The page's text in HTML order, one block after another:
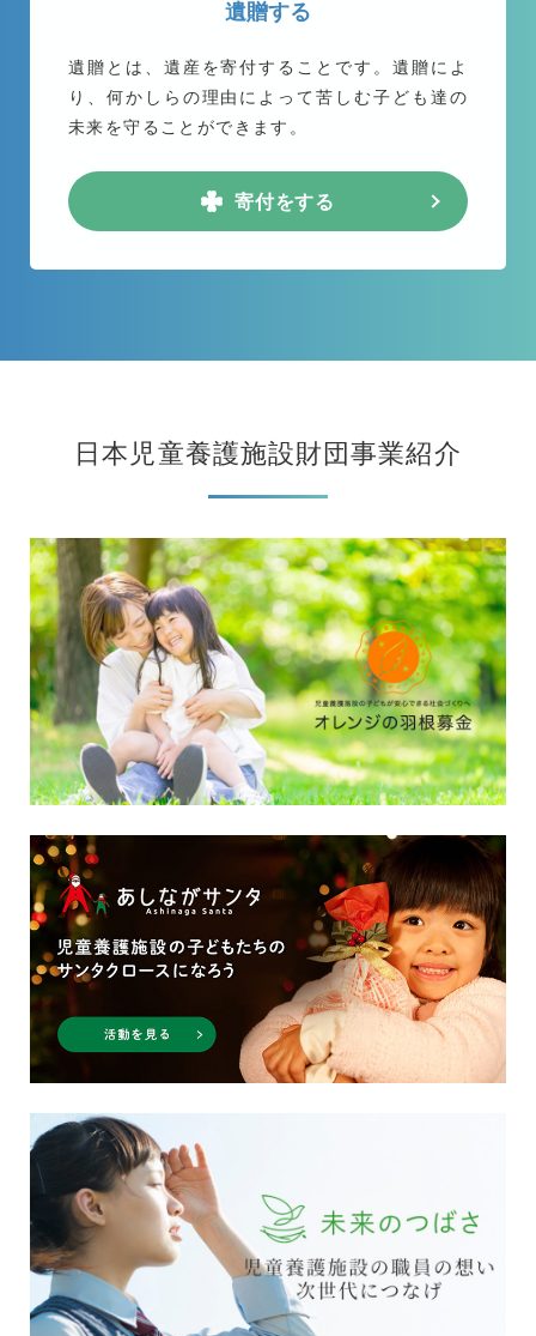
遺贈する
遺贈とは、遺産を寄付することです。遺贈によ
り、何かしらの理由によって苦しむ子ども達の
未来を守ることができます。
寄付をする
日本児童養護施設財団事業紹介